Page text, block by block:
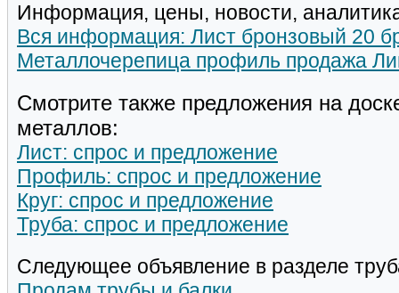
Информация, цены, новости,
Вся информация: Лист бронзовый 20
Металлочерепица профиль продажа
Смотрите также предложения на
металлов:
Лист: спрос и предложение
Профиль: спрос и предложение
Круг: спрос и предложение
Труба: спрос и предложение
Следующее объявление в разделе